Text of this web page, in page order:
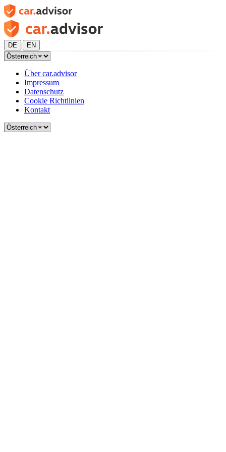
DE | EN
Über car.advisor
Impressum
Datenschutz
Cookie Richtlinien
Kontakt